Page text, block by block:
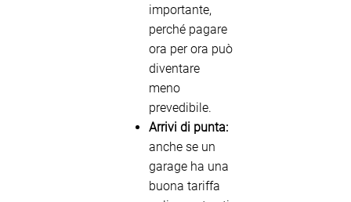
importante,
perché pagare
ora per ora può
diventare
meno
prevedibile.
Arrivi di punta:
anche se un
garage ha una
buona tariffa